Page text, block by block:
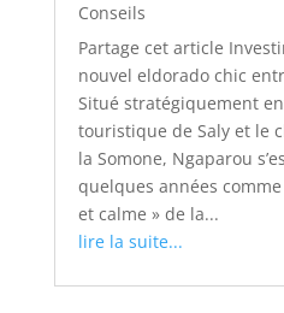
Conseils
Partage cet article
nouvel eldorado chic
Situé stratégiquement
touristique de Saly et le
la Somone, Ngaparou
quelques années
et calme » de la...
lire la suite...